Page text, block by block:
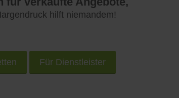
hilft niemandem!
Für Dienstleister